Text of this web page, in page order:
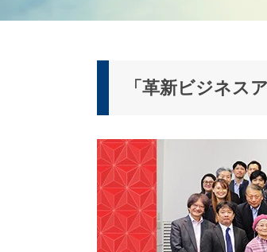
の
サ
ー
ビ
ス
（
1
「革新ビジネス